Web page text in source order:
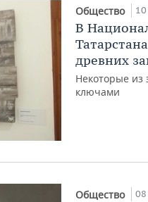
Общество
В
древних
Некоторые из
ключами
Общество